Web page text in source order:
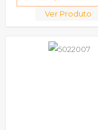
Ver Produto